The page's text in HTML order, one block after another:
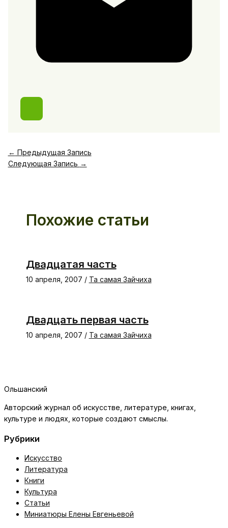
← Предыдущая Запись
Следующая Запись →
Похожие статьи
Двадцатая часть
10 апреля, 2007 / Та самая Зайчиха
Двадцать первая часть
10 апреля, 2007 / Та самая Зайчиха
Ольшанский
Авторский журнал об искусстве, литературе, книгах,
культуре и людях, которые создают смыслы.
Рубрики
Искусство
Литература
Книги
Культура
Статьи
Миниатюры Елены Евгеньевой